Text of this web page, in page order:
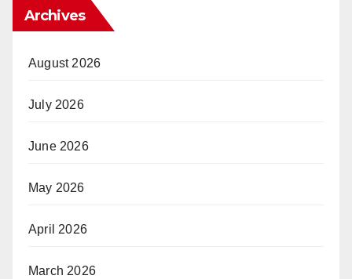
Archives
August 2026
July 2026
June 2026
May 2026
April 2026
March 2026